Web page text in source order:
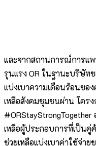
และจากสถานการณ์การแพ
รุนแรง OR ในฐานะบริษัท
แบ่งเบาความเดือนร้อนขอ
เหลือสังคมชุมชนผ่าน โคร
เหลือผู้ประกอบการที่เป็นคู่
ช่วยเหลือแบ่งเบาค่าใช้จ่า